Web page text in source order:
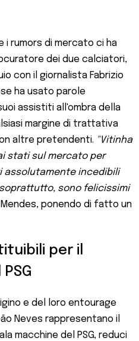
i rumors di mercato ci ha
dei due calciatori,
con il giornalista Fabrizio
ha usato parole
assistiti all'ombra della
margine di trattativa
altre pretendenti. "Vitinha
stati sul mercato per
assolutamente incedibili
sono felicissimi
ponendo di fatto un
per il
e del loro entourage
Neves rappresentano il
macchine del PSG, reduci